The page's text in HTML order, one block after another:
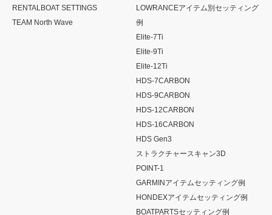
RENTALBOAT SETTINGS
TEAM North Wave
LOWRANCEアイテム別セッティング
例
Elite-7Ti
Elite-9Ti
Elite-12Ti
HDS-7CARBON
HDS-9CARBON
HDS-12CARBON
HDS-16CARBON
HDS Gen3
ストラクチャースキャン3D
POINT-1
GARMINアイテムセッティング例
HONDEXアイテムセッティング例
BOATPARTSセッティング例